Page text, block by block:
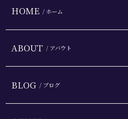
HOME / ホーム
ABOUT / アバウト
BLOG / ブログ